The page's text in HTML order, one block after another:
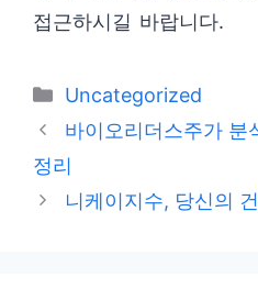
접근하시길 바랍니다.
카
테
리
Uncategorized
바이오리더스주가 분
정리
니케이지수, 당신의